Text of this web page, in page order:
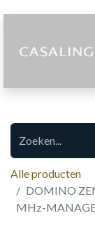
Alle producten
DOMINO
MHz-